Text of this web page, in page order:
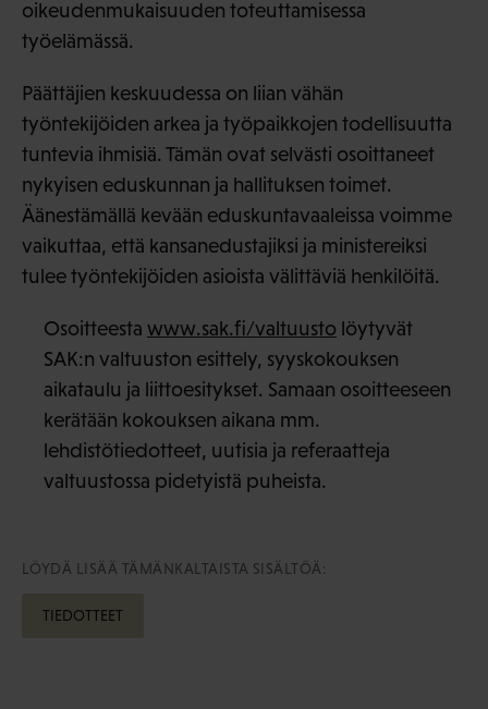
oikeudenmukaisuuden toteuttamisessa
työelämässä.
Päättäjien keskuudessa on liian vähän
työntekijöiden arkea ja työpaikkojen todellisuutta
tuntevia ihmisiä. Tämän ovat selvästi osoittaneet
nykyisen eduskunnan ja hallituksen toimet.
Äänestämällä kevään eduskuntavaaleissa voimme
vaikuttaa, että kansanedustajiksi ja ministereiksi
tulee työntekijöiden asioista välittäviä henkilöitä.
Osoitteesta www.sak.fi/valtuusto löytyvät
SAK:n valtuuston esittely, syyskokouksen
aikataulu ja liittoesitykset. Samaan osoitteeseen
kerätään kokouksen aikana mm.
lehdistötiedotteet, uutisia ja referaatteja
valtuustossa pidetyistä puheista.
LÖYDÄ LISÄÄ TÄMÄNKALTAISTA SISÄLTÖÄ:
TIEDOTTEET